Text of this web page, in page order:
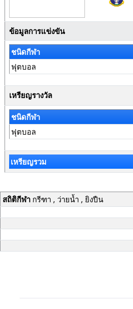
ข้อมูลการแข่งขัน
ชนิดกีฬา
ฟุตบอล
เหรียญรางวัล
ชนิดกีฬา
ฟุตบอล
เหรียญรวม
สถิติกีฬากรีฑา , ว่ายน้ำ , ยิงปืน